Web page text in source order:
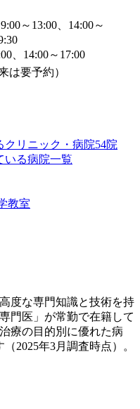
～13:00、14:00～
、14:00～17:00
は要予約）
リニック・病院54院
いる病院一覧
教室
度な専門知識と技術を持
門医」が常勤で在籍して
療の目的別に優れた病
2025年3月調査時点）。